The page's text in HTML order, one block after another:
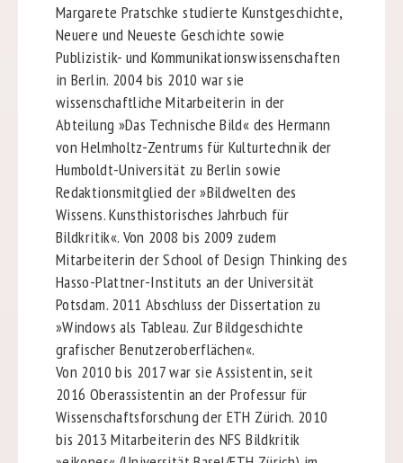
Margarete Pratschke studierte Kunstgeschichte,
Neuere und Neueste Geschichte sowie
Publizistik- und Kommunikationswissenschaften
in Berlin. 2004 bis 2010 war sie
wissenschaftliche Mitarbeiterin in der
Abteilung »Das Technische Bild« des Hermann
von Helmholtz-Zentrums für Kulturtechnik der
Humboldt-Universität zu Berlin sowie
Redaktionsmitglied der »Bildwelten des
Wissens. Kunsthistorisches Jahrbuch für
Bildkritik«. Von 2008 bis 2009 zudem
Mitarbeiterin der School of Design Thinking des
Hasso-Plattner-Instituts an der Universität
Potsdam. 2011 Abschluss der Dissertation zu
»Windows als Tableau. Zur Bildgeschichte
grafischer Benutzeroberflächen«.
Von 2010 bis 2017 war sie Assistentin, seit
2016 Oberassistentin an der Professur für
Wissenschaftsforschung der ETH Zürich. 2010
bis 2013 Mitarbeiterin des NFS Bildkritik